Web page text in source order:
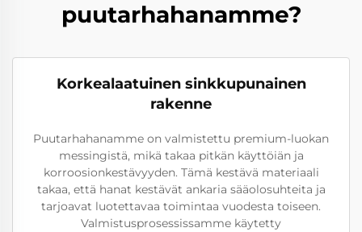
puutarhahanamme?
Korkealaatuinen sinkkupunainen
rakenne
Puutarhahanamme on valmistettu premium-luokan
messingistä, mikä takaa pitkän käyttöiän ja
korroosionkestävyyden. Tämä kestävä materiaali
takaa, että hanat kestävät ankaria sääolosuhteita ja
tarjoavat luotettavaa toimintaa vuodesta toiseen.
Valmistusprosessissamme käytetty